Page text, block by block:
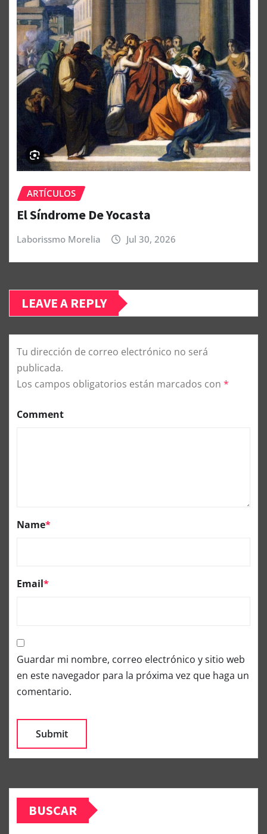
ARTÍCULOS
El Síndrome De Yocasta
Laborissmo Morelia Jul 30, 2026
LEAVE A REPLY
Tu dirección de correo electrónico no será
publicada.
Los campos obligatorios están marcados con *
Comment
Name*
Email*
Guardar mi nombre, correo electrónico y sitio web
en este navegador para la próxima vez que haga un
comentario.
BUSCAR